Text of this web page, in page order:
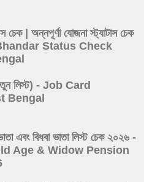
চেক | অন্নপূর্ণা যোজনা স্ট্যাটাস চেক
Status Check
লিস্ট) - Job Card
Bengal
এবং বিধবা ভাতা লিস্ট চেক ২০২৬ -
Age & Widow Pension